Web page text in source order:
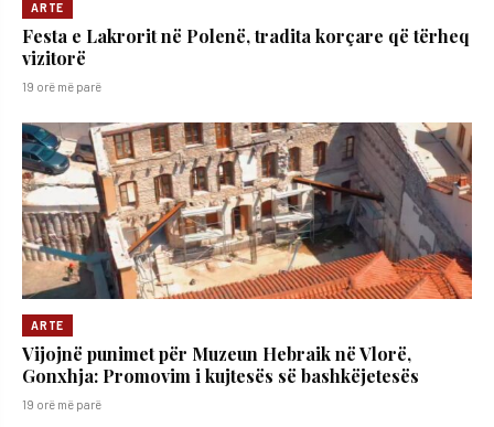
ARTE
Festa e Lakrorit në Polenë, tradita korçare që tërheq
vizitorë
19 orë më parë
ARTE
Vijojnë punimet për Muzeun Hebraik në Vlorë,
Gonxhja: Promovim i kujtesës së bashkëjetesës
19 orë më parë